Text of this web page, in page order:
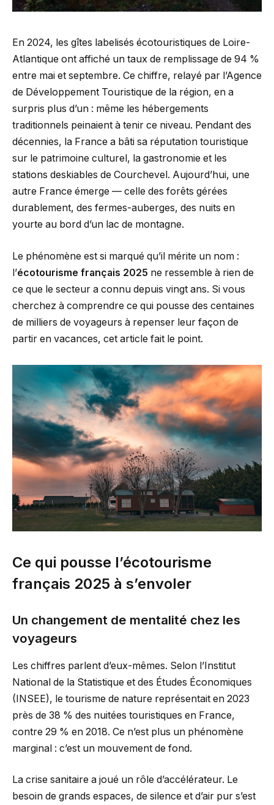
En 2024, les gîtes labelisés écotouristiques de Loire-
Atlantique ont affiché un taux de remplissage de 94 %
entre mai et septembre. Ce chiffre, relayé par l’Agence
de Développement Touristique de la région, en a
surpris plus d’un : même les hébergements
traditionnels peinaient à tenir ce niveau. Pendant des
décennies, la France a bâti sa réputation touristique
sur le patrimoine culturel, la gastronomie et les
stations deskiables de Courchevel. Aujourd’hui, une
autre France émerge — celle des forêts gérées
durablement, des fermes-auberges, des nuits en
yourte au bord d’un lac de montagne.
Le phénomène est si marqué qu’il mérite un nom :
l’écotourisme français 2025 ne ressemble à rien de
ce que le secteur a connu depuis vingt ans. Si vous
cherchez à comprendre ce qui pousse des centaines
de milliers de voyageurs à repenser leur façon de
partir en vacances, cet article fait le point.
Ce qui pousse l’écotourisme
français 2025 à s’envoler
Un changement de mentalité chez les
voyageurs
Les chiffres parlent d’eux-mêmes. Selon l’Institut
National de la Statistique et des Études Économiques
(INSEE), le tourisme de nature représentait en 2023
près de 38 % des nuitées touristiques en France,
contre 29 % en 2018. Ce n’est plus un phénomène
marginal : c’est un mouvement de fond.
La crise sanitaire a joué un rôle d’accélérateur. Le
besoin de grands espaces, de silence et d’air pur s’est